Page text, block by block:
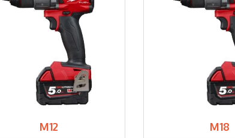
M12 M18